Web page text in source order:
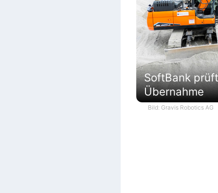
SoftBank
Übernahme
Bild: Gravis Robotics AG